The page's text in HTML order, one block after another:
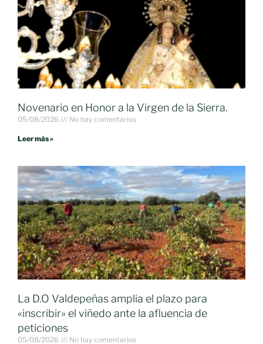
Novenario en Honor a la Virgen de la Sierra.
05/08/2026 No hay comentarios
Leer más »
La D.O Valdepeñas amplia el plazo para
«inscribir» el viñedo ante la afluencia de
peticiones
05/08/2026 No hay comentarios